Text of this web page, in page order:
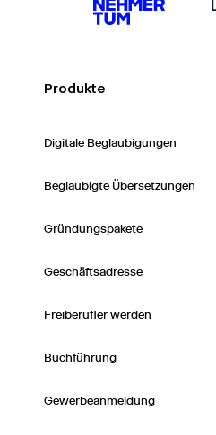
Produkte
Digitale Beglaubigungen
Beglaubigte Übersetzungen
Gründungspakete
Geschäftsadresse
Freiberufler werden
Buchführung
Gewerbeanmeldung